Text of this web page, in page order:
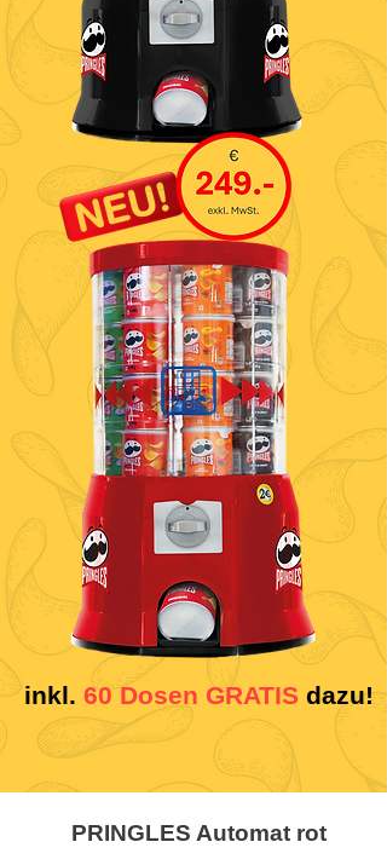
inkl. 60 Dosen GRATIS dazu!
PRINGLES Automat rot